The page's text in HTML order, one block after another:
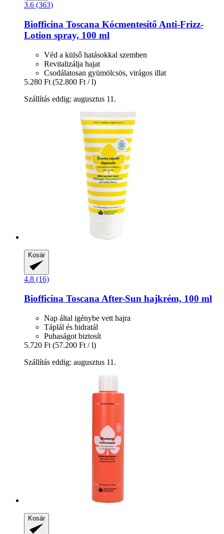
3.6 (363)
Biofficina Toscana Kócmentesítő Anti-​Frizz-​
Lotion spray, 100 ml
Véd a külső hatásokkal szemben
Revitalizálja hajat
Csodálatosan gyümölcsös, virágos illat
5.280 Ft (52.800 Ft / l)
Szállítás eddig: augusztus 11.
Kosár
4.8 (16)
Biofficina Toscana After-​Sun hajkrém, 100 ml
Nap által igénybe vett hajra
Táplál és hidratál
Puhaságot biztosít
5.720 Ft (57.200 Ft / l)
Szállítás eddig: augusztus 11.
Kosár